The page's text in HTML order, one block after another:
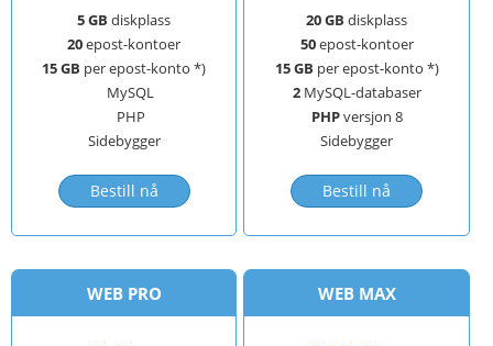
5 GB diskplass
20epost-kontoer
15 GB per epost-konto *)
MySQL
PHP
Sidebygger
Bestill nå
20 GB diskplass
50epost-kontoer
15 GB per epost-konto *)
2MySQL-databaser
PHPversjon 8
Sidebygger
Bestill nå
WEB PRO WEB MAX